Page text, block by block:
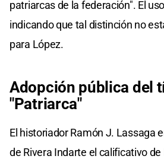
patriarcas de la federación". El
indicando que tal distinción no
para López.
Adopción pública del
"Patriarca"
El historiador Ramón J. Lassaga
de Rivera Indarte el calificativo